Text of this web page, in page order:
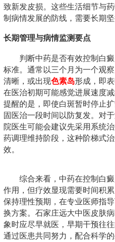
致新发皮损。这些生活细节与
制病情发展的防线，需要长期坚
长期管理与病情监测要点
判断中药是否有效控制白
标准。通常以三个月为一个观
清晰，或出现色素岛形成，即
在医治初期可能感觉进展速度
提醒的是，即使白斑暂时停止
固医治一段时间以防复发。对
院医生可能会建议先采用系统
药调理维持阶段，这种阶梯式
效。
综合来看，中药在控制白
作用，但疗效显现需要时间积
保持理性预期，在专业医师指
换方案。石家庄远大中医皮肤
象时应尽早就医，早期干预往
通过医患共同努力，配合科学